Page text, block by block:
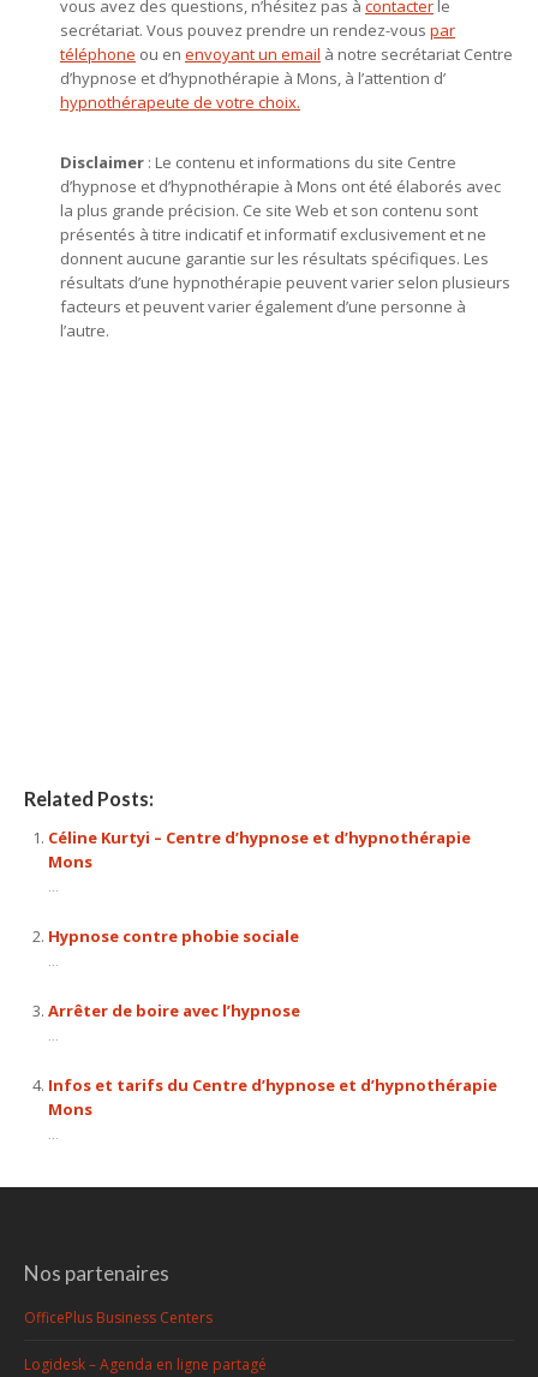
vous avez des questions, n’hésitez pas à contacter le
secrétariat. Vous pouvez prendre un rendez-vous par
téléphone ou en envoyant un email à notre secrétariat Centre
d’hypnose et d’hypnothérapie à Mons, à l’attention d’
hypnothérapeute de votre choix.
Disclaimer : Le contenu et informations du site Centre
d’hypnose et d’hypnothérapie à Mons ont été élaborés avec
la plus grande précision. Ce site Web et son contenu sont
présentés à titre indicatif et informatif exclusivement et ne
donnent aucune garantie sur les résultats spécifiques. Les
résultats d’une hypnothérapie peuvent varier selon plusieurs
facteurs et peuvent varier également d’une personne à
l’autre.
Related Posts:
Céline Kurtyi – Centre d’hypnose et d’hypnothérapie
Mons
...
Hypnose contre phobie sociale
...
Arrêter de boire avec l’hypnose
...
Infos et tarifs du Centre d’hypnose et d’hypnothérapie
Mons
...
Nos partenaires
OfficePlus Business Centers
Logidesk – Agenda en ligne partagé